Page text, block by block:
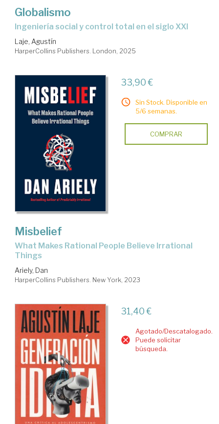
Globalismo
Ingeniería social y control total en el siglo XXI
Laje, Agustín
HarperCollins Publishers. London, 2025
33,90 €
Sin Stock. Disponible en
5/6 semanas.
COMPRAR
Misbelief
What Makes Rational People Believe Irrational
Things
Ariely, Dan
HarperCollins Publishers. New York, 2023
31,40 €
Agotado/Descatalogado.
Puede solicitar
búsqueda.